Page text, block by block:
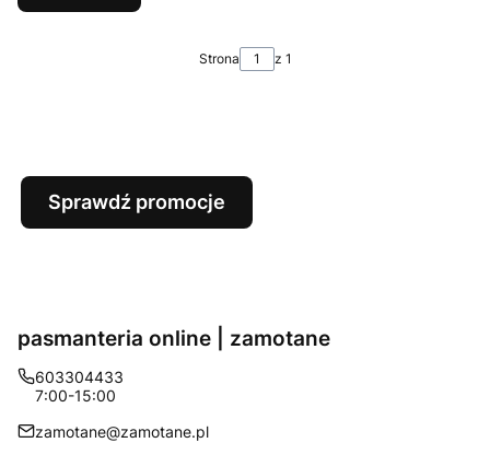
Strona z 1
Sprawdź promocje
pasmanteria online | zamotane
603304433
7:00-15:00
zamotane@zamotane.pl